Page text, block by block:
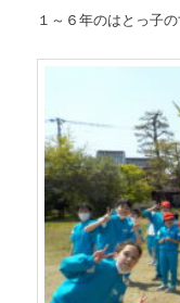
１～６年のはとっ子